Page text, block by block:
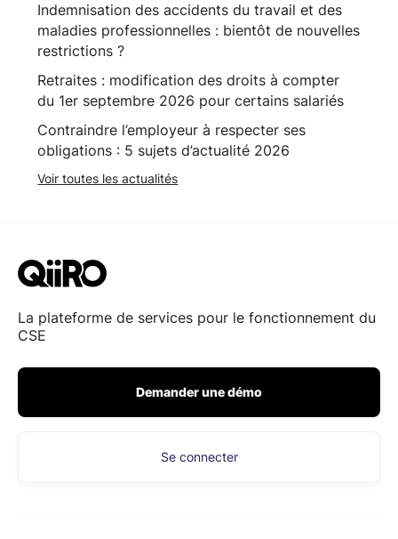
Indemnisation des accidents du travail et des
maladies professionnelles : bientôt de nouvelles
restrictions ?
Retraites : modification des droits à compter
du 1er septembre 2026 pour certains salariés
Contraindre l’employeur à respecter ses
obligations : 5 sujets d’actualité 2026
Voir toutes les actualités
La plateforme de services pour le fonctionnement du
CSE
Demander une démo
Se connecter